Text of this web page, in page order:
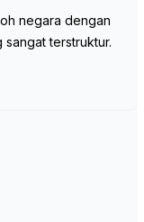
negara dengan
sangat terstruktur.